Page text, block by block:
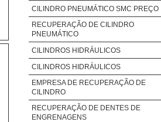
CILINDRO PNEUMÁTICO SMC PREÇO
RECUPERAÇÃO DE CILINDRO
PNEUMÁTICO
CILINDROS HIDRÁULICOS
CILINDROS HIDRÁULICOS
EMPRESA DE RECUPERAÇÃO DE
CILINDRO
RECUPERAÇÃO DE DENTES DE
ENGRENAGENS